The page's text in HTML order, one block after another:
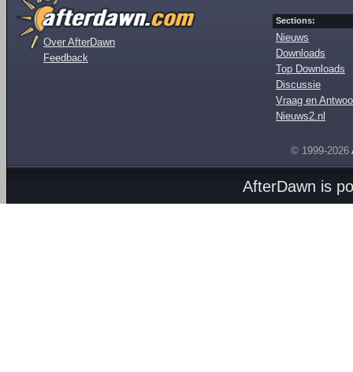
Over AfterDawn
Feedback
Sections:
Nieuws
Downloads
Top Downloads
Discussie
Vraag en
Nieuws2.nl
© 1999-2026
AfterDawn is